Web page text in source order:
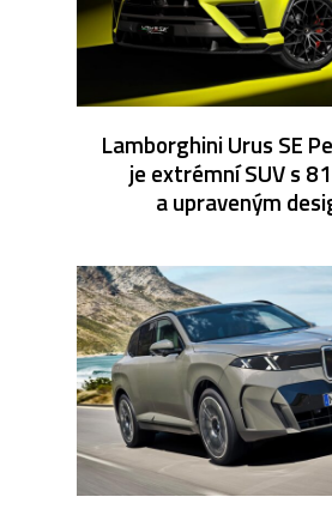
Lamborghini Urus SE
je extrémní SUV s
a upraveným